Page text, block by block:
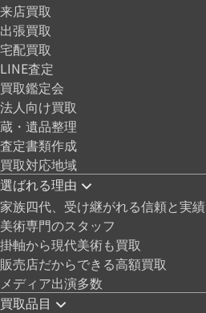
来店買取
出張買取
宅配買取
LINE査定
買取鑑定会
法人向け買取
蔵・遺品整理
査定書類作成
買取対応地域
選ばれる理由
家族四代、受け継がれる信頼と実績
美術専門のスタッフ
掛軸から現代美術も買取
販売店だからできる高額買取
メディア出演多数
買取品目